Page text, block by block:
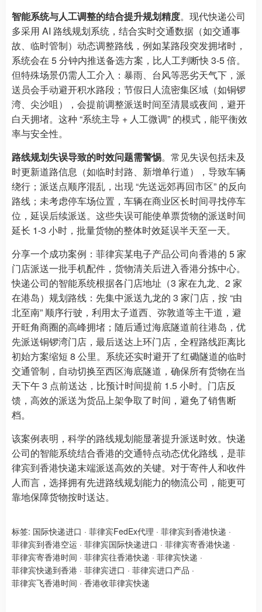
智能系统与人工调整的结合提升规划精度。现代快递公司
多采用 AI 路线规划系统，结合实时交通数据（如交通事
故、临时管制）动态调整路线，例如某路段突发拥堵时，
系统会在 5 分钟内推送备选方案，比人工判断快 3-5 倍。
但特殊场景仍需人工介入：暴雨、台风等恶劣天气下，派
送员会手动避开积水路段；节假日人流密集区域（如铜锣
湾、尖沙咀），会提前调整派送时间至清晨或夜间，避开
白天拥堵。这种 “系统主导 + 人工微调” 的模式，能平衡效
率与安全性。
路线规划失误导致的时效问题需警惕。常见失误包括未及
时更新道路信息（如临时封路、新增单行道），导致车辆
绕行；派送点顺序混乱，出现 “先送远郊再回市区” 的反向
路线；未考虑停车场位置，车辆在商业区长时间寻找停车
位，延误后续派送。这些失误可能使单票货物的派送时间
延长 1-3 小时，批量货物的整体时效延误半天至一天。
分享一个成功案例：菲律宾某电子产品公司向香港的 5 家
门店派送一批手机配件，货物清关后进入香港分拣中心。
快递公司的智能系统根据各门店地址（3 家在九龙、2 家
在港岛）规划路线：先集中派送九龙的 3 家门店，按 “由
北至南” 顺序行驶，利用太子道西、弥敦道等主干道，避
开旺角商圈的高峰拥堵；随后通过海底隧道前往港岛，优
先派送铜锣湾门店，最后送达上环门店，全程路线距离比
初始方案缩短 8 公里。系统还实时避开了红磡隧道的临时
交通管制，自动切换至西区海底隧道，确保所有货物在当
天下午 3 点前送达，比预计时间提前 1.5 小时。门店反
馈，高效的派送为货品上架争取了时间，避免了销售断
档。
该案例表明，科学的路线规划能显著提升派送时效。快递
公司的智能系统结合香港的交通特点动态优化路线，是菲
律宾到香港快递末端派送高效的关键。对于寄件人和收件
人而言，选择拥有先进路线规划能力的物流公司，能更可
靠地保障货物按时送达。
标签: 国际快递进口 · 菲律宾FedEx代理 · 菲律宾到香港快递 ·
菲律宾到香港空运 · 菲律宾国际快递进口 · 菲律宾寄香港快递 ·
菲律宾寄香港时间 · 菲律宾往香港快递 · 菲律宾快递 ·
菲律宾快递到香港 · 菲律宾进口 · 菲律宾进口产品 ·
菲律宾飞香港时间 · 香港收菲律宾快递